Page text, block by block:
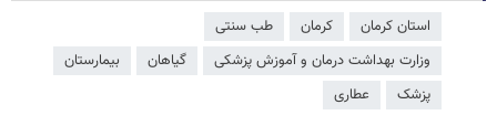
استان کرمان کرمان
طب سنتی
وزارت بهداشت درمان و آموزش پزشکی
گیاهان
بیمارستان
پزشک
عطاری